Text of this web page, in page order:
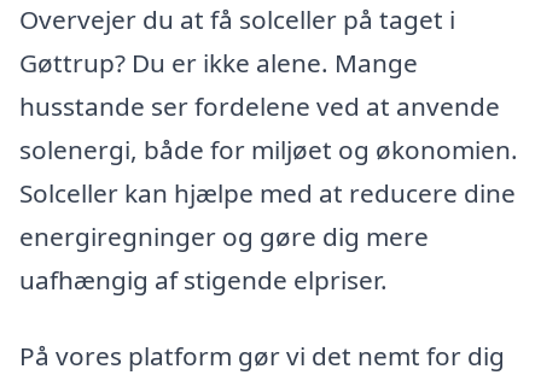
Overvejer du at få solceller på taget i
Gøttrup? Du er ikke alene. Mange
husstande ser fordelene ved at anvende
solenergi, både for miljøet og økonomien.
Solceller kan hjælpe med at reducere dine
energiregninger og gøre dig mere
uafhængig af stigende elpriser.
På vores platform gør vi det nemt for dig